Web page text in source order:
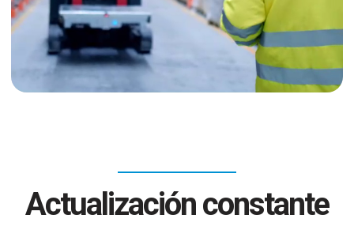
Actualizaciónconstante